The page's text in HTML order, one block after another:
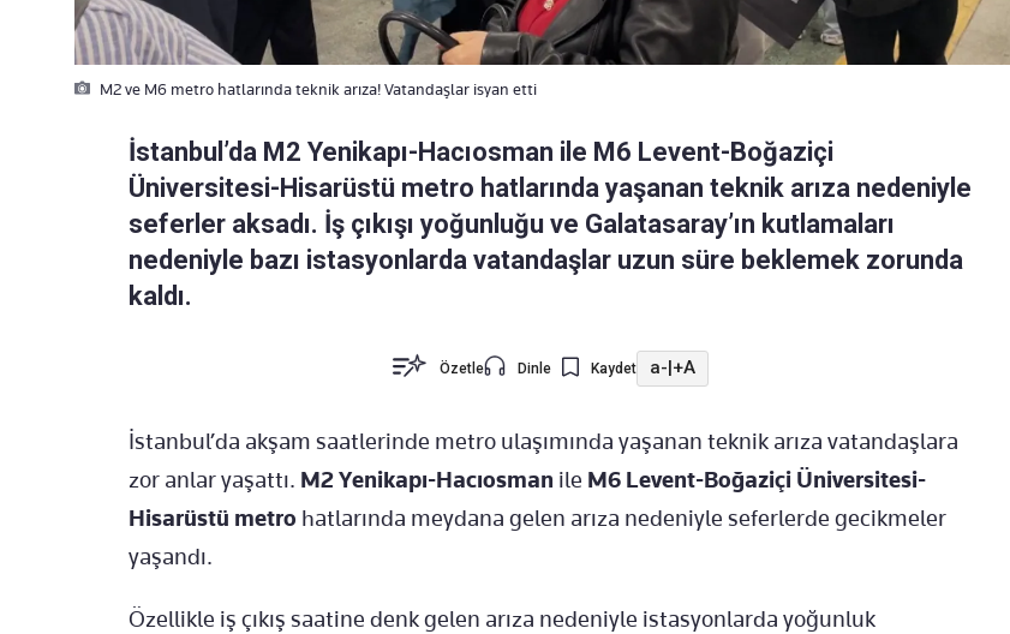
M2 ve M6 metro hatlarında teknik arıza! Vatandaşlar isyan etti
İstanbul’da M2 Yenikapı-Hacıosman ile M6 Levent-Boğaziçi
Üniversitesi-Hisarüstü metro hatlarında yaşanan teknik arıza nedeniyle
seferler aksadı. İş çıkışı yoğunluğu ve Galatasaray’ın kutlamaları
nedeniyle bazı istasyonlarda vatandaşlar uzun süre beklemek zorunda
kaldı.
Özetle Dinle Kaydet a-|+A
İstanbul’da akşam saatlerinde metro ulaşımında yaşanan teknik arıza vatandaşlara
zor anlar yaşattı. M2 Yenikapı-Hacıosman ile M6 Levent-Boğaziçi Üniversitesi-
Hisarüstü metro hatlarında meydana gelen arıza nedeniyle seferlerde gecikmeler
yaşandı.
Özellikle iş çıkış saatine denk gelen arıza nedeniyle istasyonlarda yoğunluk